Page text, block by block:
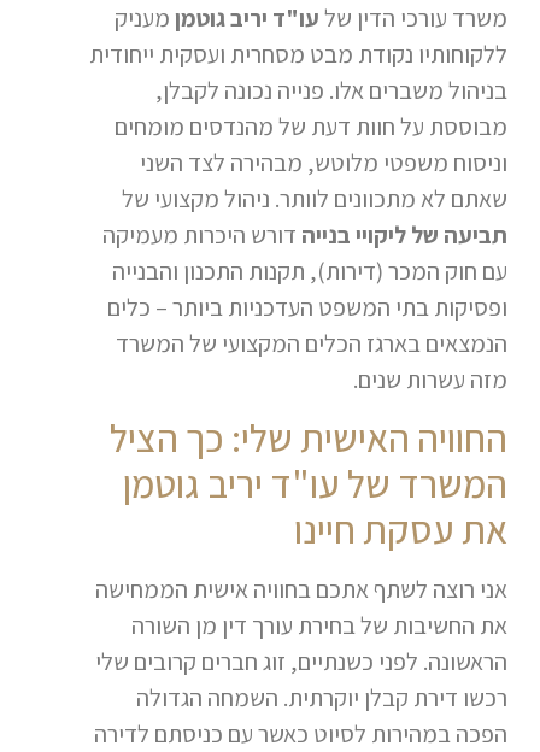
משרד עורכי הדין שלעו"ד יריב גוטמן מעניק
ללקוחותיו נקודת מבט מסחרית ועסקית ייחודית
בניהול משברים אלו. פנייה נכונה לקבלן,
מבוססת על חוות דעת של מהנדסים מומחים
וניסוח משפטי מלוטש, מבהירה לצד השני
שאתם לא מתכוונים לוותר. ניהול מקצועי של
תביעה של ליקויי בנייה דורש היכרות מעמיקה
עם חוק המכר (דירות), תקנות התכנון והבנייה
ופסיקות בתי המשפט העדכניות ביותר – כלים
הנמצאים בארגז הכלים המקצועי של המשרד
מזה עשרות שנים.
החוויה האישית שלי: כך הציל
המשרד של עו"ד יריב גוטמן
את עסקת חיינו
אני רוצה לשתף אתכם בחוויה אישית הממחישה
את החשיבות של בחירת עורך דין מן השורה
הראשונה. לפני כשנתיים, זוג חברים קרובים שלי
רכשו דירת קבלן יוקרתית. השמחה הגדולה
הפכה במהירות לסיוט כאשר עם כניסתם לדירה